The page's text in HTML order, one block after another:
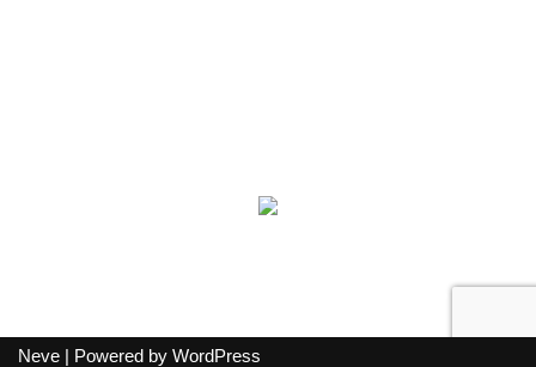
Neve | Powered by WordPress